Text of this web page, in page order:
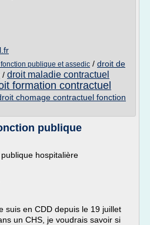
publique et assedic / droit de
/ droit maladie contractuel
formation contractuel
chomage contractuel fonction
publique
hospitalière
suis en CDD depuis le 19 juillet
un CHS, je voudrais savoir si